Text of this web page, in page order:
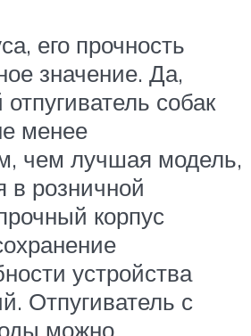
его прочность
значение. Да,
собак
менее
чем лучшая модель,
в розничной
корпус
устройства
Отпугиватель с
можно